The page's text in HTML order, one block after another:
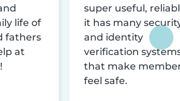
life of
fathers
at
super useful,
it has many
and identity
verification
that make
feel safe.